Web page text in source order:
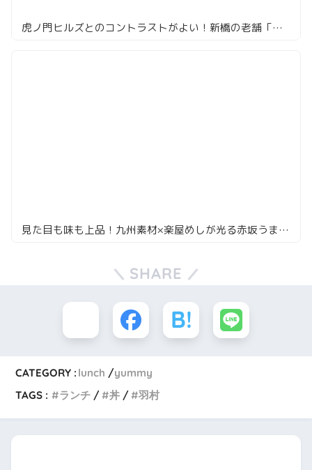
虎ノ門ヒルズとのコントラストがよい！新橋の老舗「光村」
見た目も味も上品！九州素材×楽屋めしが光る赤坂うまやの注目ランチ
SHARE
CATEGORY : lunch
yummy
TAGS :
ランチ 丼 羽村